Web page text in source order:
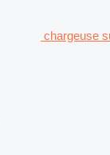
chargeuse